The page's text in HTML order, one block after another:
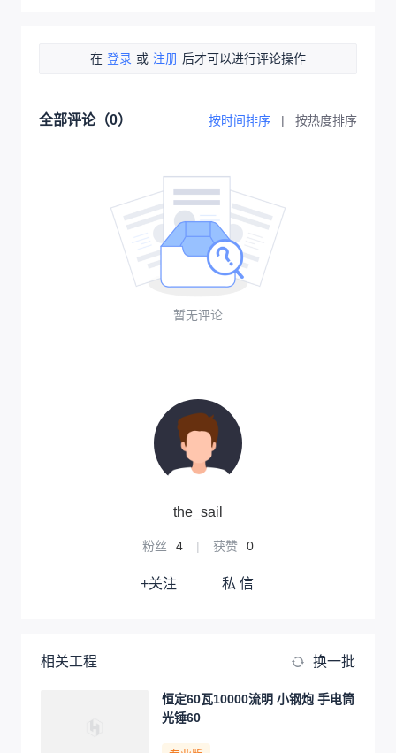
在 登录 或 注册 后才可以进行评论操作
全部评论（0） 按时间排序 | 按热度排序
暂无评论
the_sail
粉丝 4 | 获赞 0
+关注 私 信
相关工程 换一批
恒定60瓦10000流明 小钢炮 手电筒
光锤60